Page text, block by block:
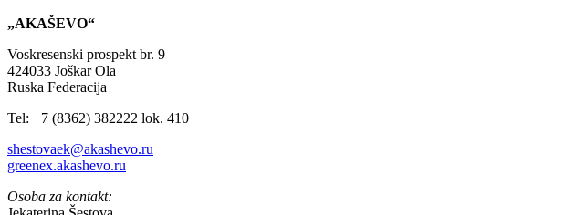
„AKAŠEVO“
Voskresenski prospekt br. 9
424033 Joškar Ola
Ruska Federacija
Tel: +7 (8362) 382222 lok. 410
shestovaek@akashevo.ru
greenex.akashevo.ru
Osoba za kontakt: